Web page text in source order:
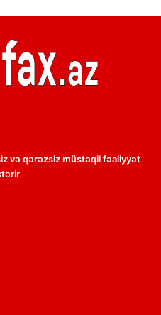
və qərəzsiz müstəqil fəaliyyət